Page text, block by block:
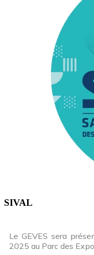
SIVAL
Le GEVES sera
2025 au Parc des